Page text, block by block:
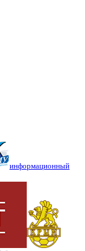
информационный